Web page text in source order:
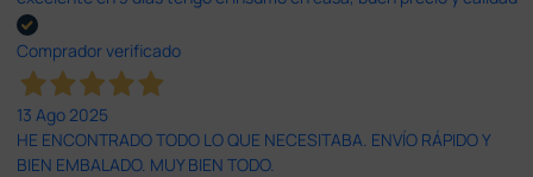
Comprador verificado
13 Ago 2025
HE ENCONTRADO TODO LO QUE NECESITABA. ENVÍO RÁPIDO Y
BIEN EMBALADO. MUY BIEN TODO.